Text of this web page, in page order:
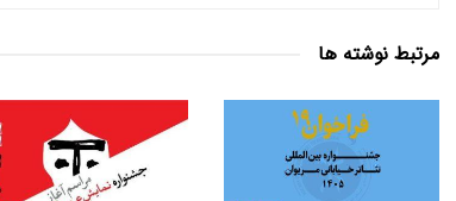
مرتبط نوشته ها